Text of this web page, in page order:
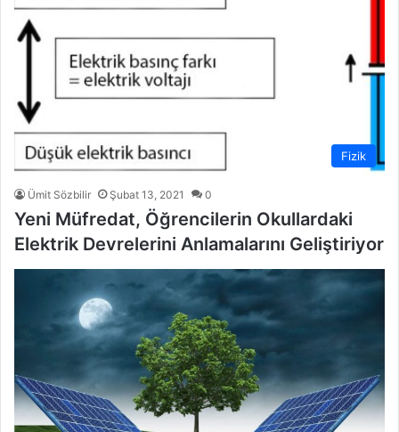
Fizik
Ümit Sözbilir Şubat 13, 2021 0
Yeni Müfredat, Öğrencilerin Okullardaki
Elektrik Devrelerini Anlamalarını Geliştiriyor